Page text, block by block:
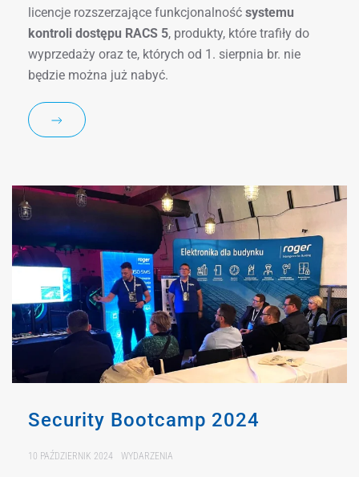
licencje rozszerzające funkcjonalność systemu
kontroli dostępu RACS 5, produkty, które trafiły do
wyprzedaży oraz te, których od 1. sierpnia br. nie
będzie można już nabyć.
Security Bootcamp 2024
10 PAŹDZIERNIK 2024 WYDARZENIA